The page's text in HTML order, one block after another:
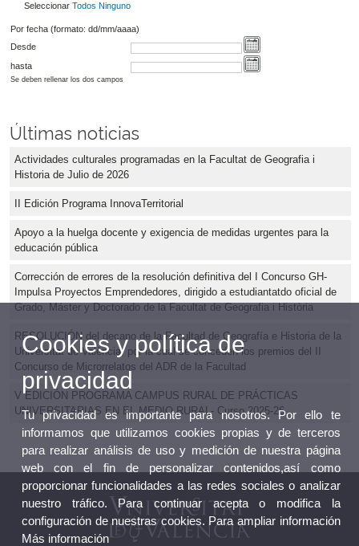
Seleccionar Todos Ninguno
Por fecha (formato: dd/mm/aaaa)
Desde
hasta
Se deben rellenar los dos campos
Últimas noticias
Actividades culturales programadas en la Facultat de Geografia i
Historia de Julio de 2026
II Edición Programa InnovaTerritorial
Apoyo a la huelga docente y exigencia de medidas urgentes para la
educación pública
Corrección de errores de la resolución definitiva del I Concurso GH-
Impulsa Proyectos Emprendedores, dirigido a estudiantatdo oficial de
Grado, Máster y Doctorado de la Facultat de Geografia i Història
RESOLUCIÓN del decano de la Facultad de Geografía e Historia de la
Universitat de València, por la cual se conceden los premios del II
Concurso de Microrrelatos del ADR de la Facultad
V EDICIÓN PROGRAMA CAMPUS RURAL DE PRÁCTICAS
UNIVERSITARIAS EN EL MEDIO RURAL- Curso 2025-26
Cookies y política de
privacidad
Tu privacidad es importante para nosotros. Por ello te
informamos que utilizamos cookies propias y de terceros
para realizar análisis de uso y medición de nuestra página
web con el fin de personalizar contenidos,así como
proporcionar funcionalidades a las redes sociales o analizar
nuestro tráfico. Para continuar acepta o modifica la
configuración de nuestras cookies. Para ampliar información
Más información